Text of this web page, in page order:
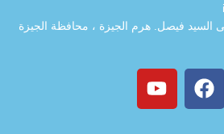
السيد فيصل. هرم الجيزة ، محافظة الجيزة